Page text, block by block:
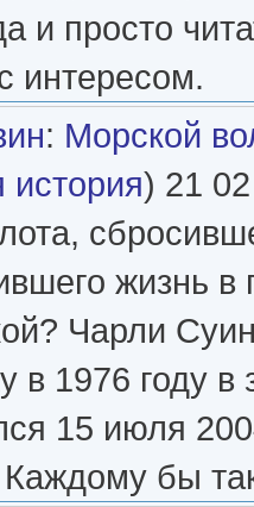
и просто
интересом.
: Морской
история) 21 02
жизнь в
Чарли
в 1976 году в
15 июля
Каждому бы